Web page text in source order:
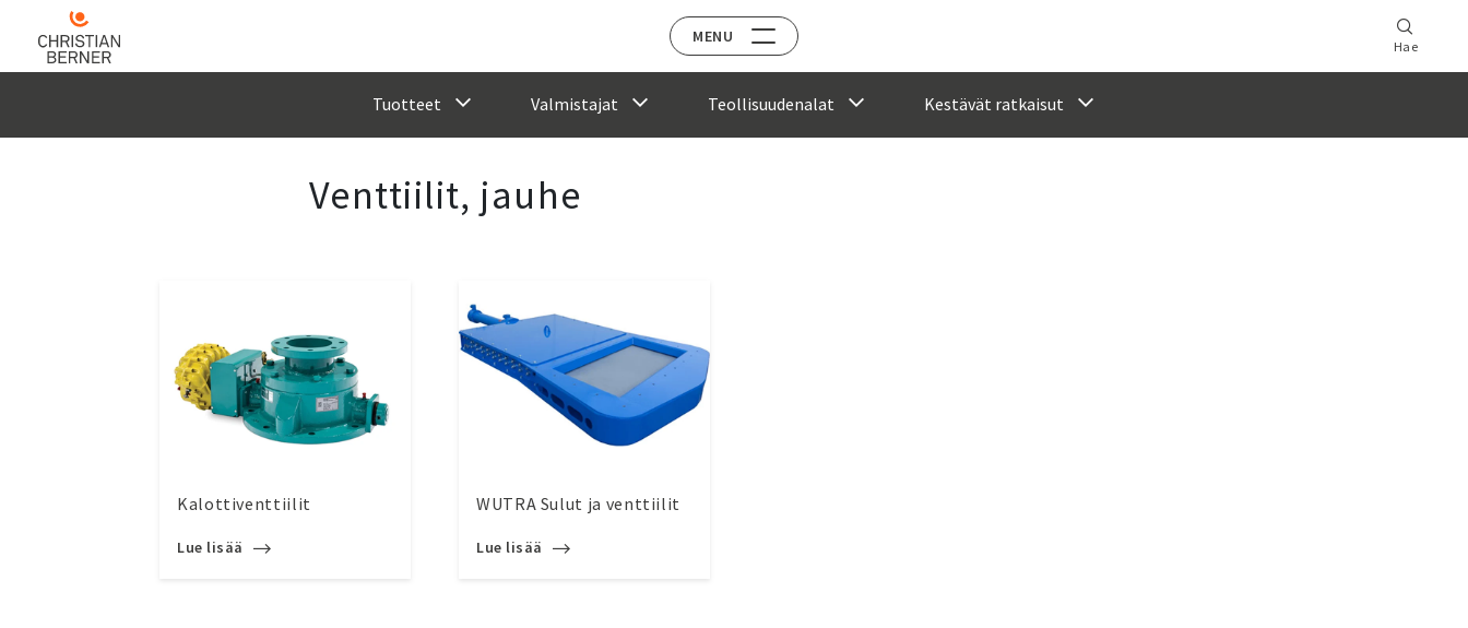
MENU
Hae
Tuotteet Valmistajat Teollisuudenalat Kestävät ratkaisut
Venttiilit, jauhe
Kalottiventtiilit
Lue lisää
WUTRA Sulut ja venttiilit
Lue lisää